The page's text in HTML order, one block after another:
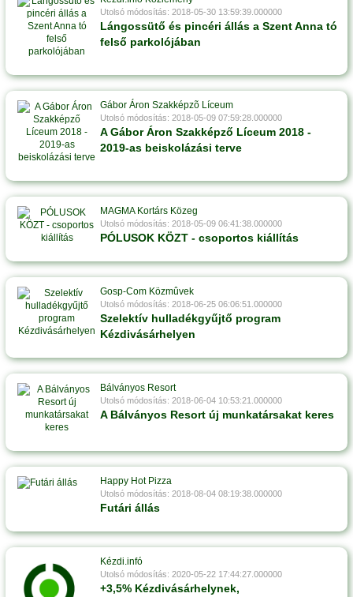
Utolsó módosítás: 2018-05-30 13:59:39.000000
Lángossütő és pincéri állás a Szent Anna tó
felső parkolójában
Gábor Áron Szakképzõ Líceum
Utolsó módosítás: 2018-05-09 07:59:28.000000
A Gábor Áron Szakképző Líceum 2018 -
2019-as beiskolázási terve
MAGMA Kortárs Közeg
Utolsó módosítás: 2018-05-09 06:41:38.000000
PÓLUSOK KÖZT - csoportos kiállítás
Gosp-Com Közmûvek
Utolsó módosítás: 2018-06-25 06:06:51.000000
Szelektív hulladékgyűjtő program
Kézdivásárhelyen
Bálványos Resort
Utolsó módosítás: 2018-06-04 10:53:21.000000
A Bálványos Resort új munkatársakat keres
Happy Hot Pizza
Utolsó módosítás: 2018-08-04 08:19:38.000000
Futári állás
Kézdi.infó
Utolsó módosítás: 2020-05-22 17:44:27.000000
+3,5% Kézdivásárhelynek,